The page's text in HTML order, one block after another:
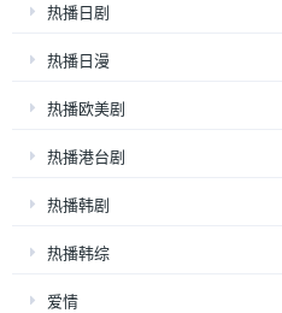
热播日剧
热播日漫
热播欧美剧
热播港台剧
热播韩剧
热播韩综
爱情